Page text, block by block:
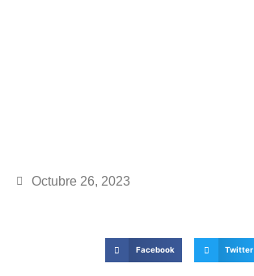
Octubre 26, 2023
Facebook Twitter